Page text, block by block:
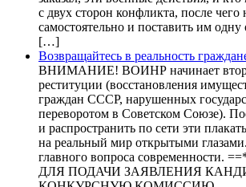
с двух сторон конфликта, после чего
самостоятельно и поставить им
[…]
Возвращайтесь в реальность
ВНИМАНИЕ! ВОИНР начинает
реституции (восстановления
граждан СССР, нарушенных
переворотом в Советском Союзе).
и распространить по сети эти
на реальный мир открытыми
главного вопроса современности.
ДЛЯ ПОДАЧИ ЗАЯВЛЕНИЯ